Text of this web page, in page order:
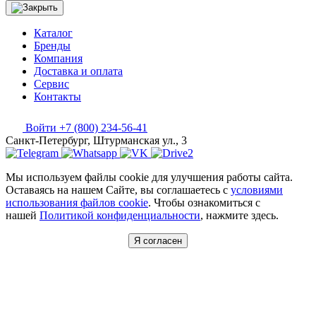
Каталог
Бренды
Компания
Доставка и оплата
Сервис
Контакты
Войти +7 (800) 234-56-41
Санкт-Петербург, Штурманская ул., 3
Мы используем файлы cookie для улучшения работы сайта.
Оставаясь на нашем Сайте, вы соглашаетесь с условиями
использования файлов cookie. Чтобы ознакомиться с
нашей Политикой конфиденциальности, нажмите здесь.
Я согласен